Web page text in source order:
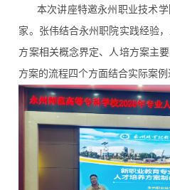
本次讲座特邀永州职业技术学
家。张伟结合永州职院实践经验
方案相关概念界定、人培方案主
方案的流程四个方面结合实际案例